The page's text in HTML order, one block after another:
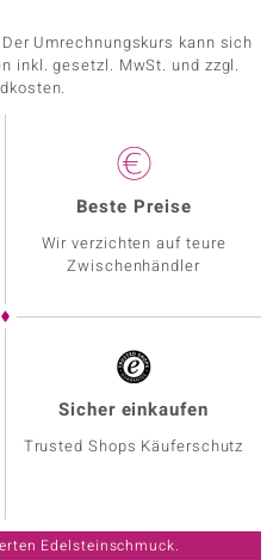
Umrechnungskurs kann sich
inkl. gesetzl. MwSt. und zzgl.
Beste Preise
Wir verzichten auf teure
Zwischenhändler
Sicher einkaufen
Trusted Shops Käuferschutz
Edelsteinschmuck.